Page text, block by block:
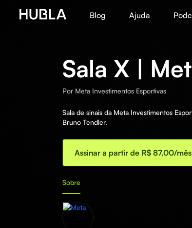
Blog Ajuda
Sala X |
Por Meta Investimentos Esportivas
Sala de sinais da Meta Investimentos
Bruno Tendler.
Assinar a partir de R$ 87,00/mês
Sobre